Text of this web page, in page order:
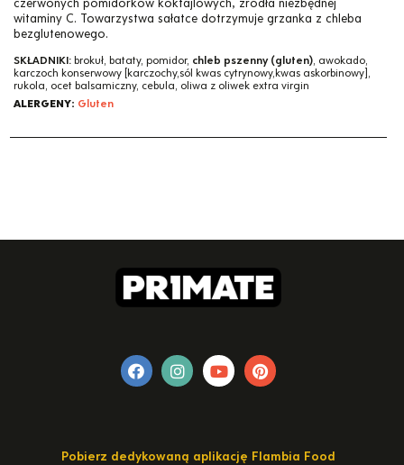
czerwonych pomidorków koktajlowych, źródła niezbędnej
witaminy C. Towarzystwa sałatce dotrzymuje grzanka z chleba
bezglutenowego.
SKŁADNIKI: brokuł, bataty, pomidor, chleb pszenny (gluten), awokado,
karczoch konserwowy [karczochy,sól kwas cytrynowy,kwas askorbinowy],
rukola, ocet balsamiczny, cebula, oliwa z oliwek extra virgin
ALERGENY: Gluten
Pobierz dedykowaną aplikację Flambia Food